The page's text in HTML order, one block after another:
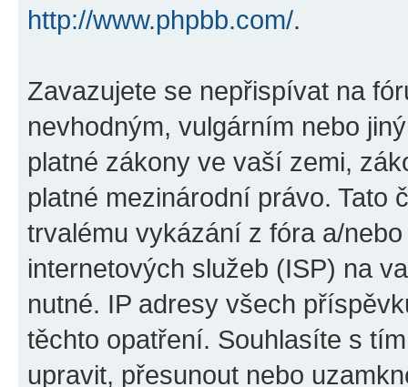
http://www.phpbb.com/.
Zavazujete se nepřispívat na
nevhodným, vulgárním nebo
platné zákony ve vaší zemi,
platné mezinárodní právo. Tato
trvalému vykázání z fóra a/
internetových služeb (ISP) na
nutné. IP adresy všech
těchto opatření. Souhlasíte s
upravit, přesunout nebo